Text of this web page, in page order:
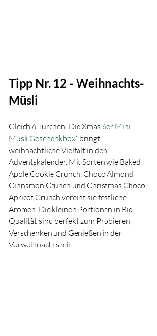
Tipp Nr. 12 - Weihnachts-
Müsli
Gleich 6 Türchen: Die Xmas 6er Mini-
Müsli Geschenkbox* bringt
weihnachtliche Vielfalt in den
Adventskalender. Mit Sorten wie Baked
Apple Cookie Crunch, Choco Almond
Cinnamon Crunch und Christmas Choco
Apricot Crunch vereint sie festliche
Aromen. Die kleinen Portionen in Bio-
Qualität sind perfekt zum Probieren,
Verschenken und Genießen in der
Vorweihnachtszeit.